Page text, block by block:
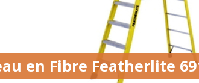
en Fibre Featherlite